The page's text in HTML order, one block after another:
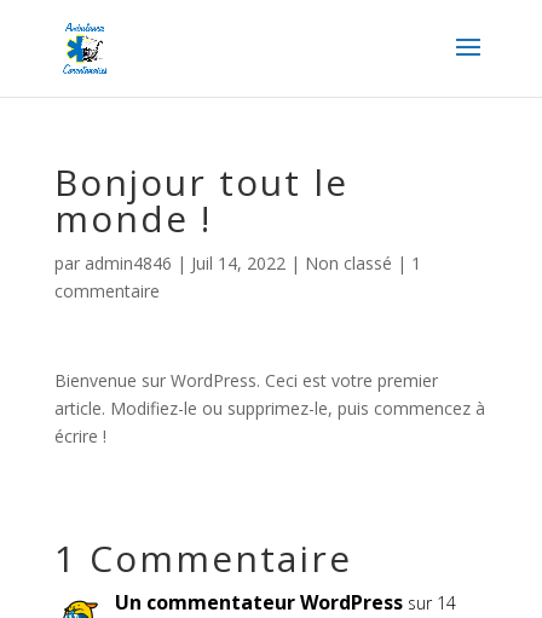
Bonjour tout le
monde !
par admin4846 | Juil 14, 2022| Non classé | 1
commentaire
Bienvenue sur WordPress. Ceci est votre premier
article. Modifiez-le ou supprimez-le, puis commencez à
écrire !
1 Commentaire
Un commentateur WordPress sur 14